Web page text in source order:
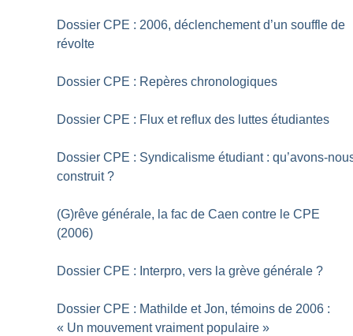
Dossier CPE : 2006, déclenchement d’un souffle de
révolte
Dossier CPE : Repères chronologiques
Dossier CPE : Flux et reflux des luttes étudiantes
Dossier CPE : Syndicalisme étudiant : qu’avons-
construit ?
(G)rêve générale, la fac de Caen contre le CPE
(2006)
Dossier CPE : Interpro, vers la grève générale ?
Dossier CPE : Mathilde et Jon, témoins de 2006 :
« Un mouvement vraiment populaire »